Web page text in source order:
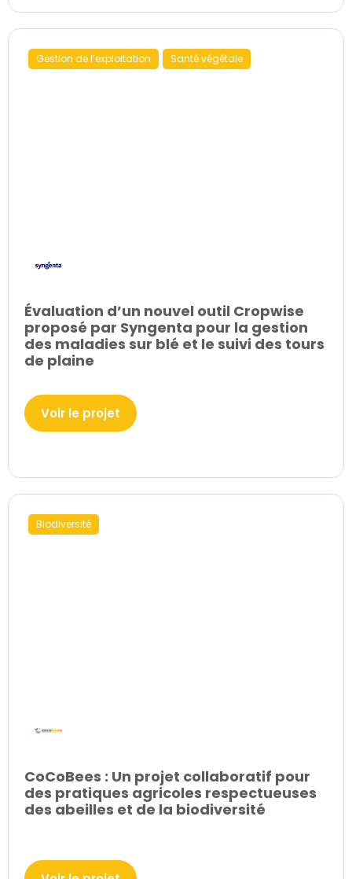
Gestion de l’exploitation Santé végétale
Évaluation d’un nouvel outil Cropwise
proposé par Syngenta pour la gestion
des maladies sur blé et le suivi des tours
de plaine
Voir le projet
Biodiversité
CoCoBees : Un projet collaboratif pour
des pratiques agricoles respectueuses
des abeilles et de la biodiversité